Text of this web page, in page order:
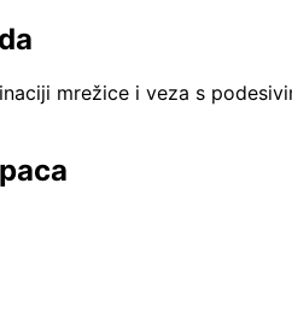
mrežice i veza s